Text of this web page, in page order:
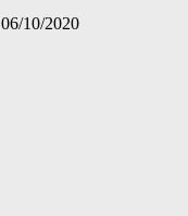
06/10/2020